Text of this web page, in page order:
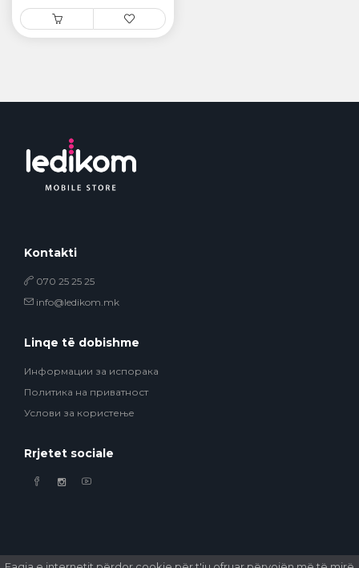
Kontakti
070 25 25 25
info@ledikom.mk
Linqe të dobishme
Информации за испорака
Политика на приватност
Услови за користење
Rrjetet sociale